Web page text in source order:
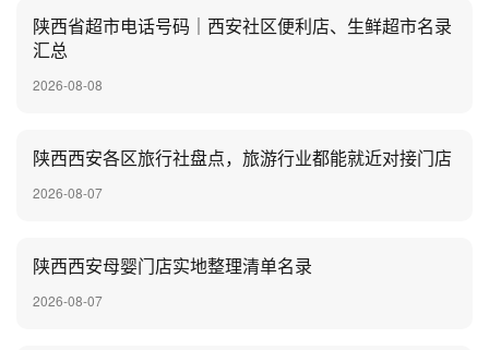
陕西省超市电话号码｜西安社区便利店、生鲜超市名录
汇总
2026-08-08
陕西西安各区旅行社盘点，旅游行业都能就近对接门店
2026-08-07
陕西西安母婴门店实地整理清单名录
2026-08-07